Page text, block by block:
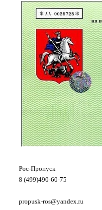
Рос-Пропуск
8 (499)490-60-75
propusk-ros@yandex.ru